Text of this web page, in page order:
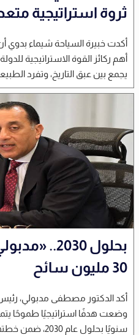
ثروة استراتيجية
أكدت خبيرة السياحة شيماء بدوي
أهم ركائز القوة الاستراتيجية
يجمع بين عبق التاريخ، وتفرد
بحلول
30 مليون سائح
أكد الدكتور مصطفى مدبولي،
سنويًا بحلول عام